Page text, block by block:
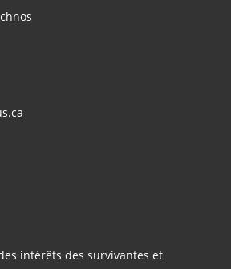
intérêts des survivantes et